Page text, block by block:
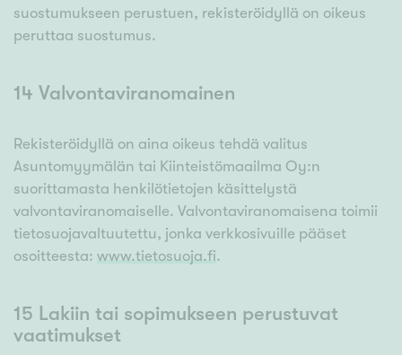
suostumukseen perustuen, rekisteröidyllä on oikeus
peruttaa suostumus.
14 Valvontaviranomainen
Rekisteröidyllä on aina oikeus tehdä valitus
Asuntomyymälän tai Kiinteistömaailma Oy:n
suorittamasta henkilötietojen käsittelystä
valvontaviranomaiselle. Valvontaviranomaisena toimii
tietosuojavaltuutettu, jonka verkkosivuille pääset
osoitteesta: www.tietosuoja.fi.
15 Lakiin tai sopimukseen perustuvat
vaatimukset